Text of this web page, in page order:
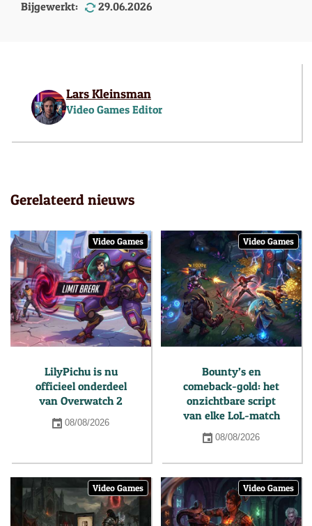
Bijgewerkt: 29.06.2026
Lars Kleinsman
Video Games Editor
Gerelateerd nieuws
Video Games
LilyPichu is nu
officieel onderdeel
van Overwatch 2
08/08/2026
Video Games
Bounty’s en
comeback-gold: het
onzichtbare script
van elke LoL-match
08/08/2026
Video Games Video Games